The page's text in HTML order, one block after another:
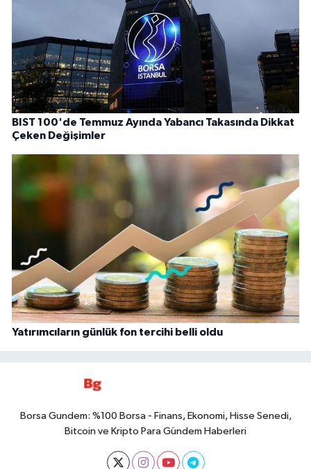
BIST 100'de Temmuz Ayında Yabancı Takasında Dikkat
Çeken Değişimler
Yatırımcıların günlük fon tercihi belli oldu
Borsa Gundem: %100 Borsa - Finans, Ekonomi, Hisse Senedi,
Bitcoin ve Kripto Para Gündem Haberleri